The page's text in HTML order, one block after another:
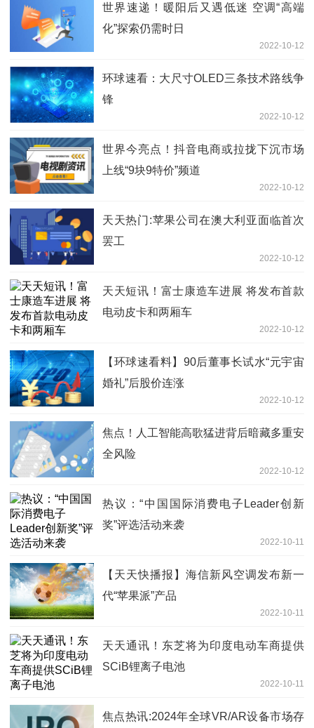
世界速递！暖阳后又遇低迷 空调“高端
化”探索仍需时日
2022-10-12
环球速看：大尺寸OLED三条技术路线争
锋
2022-10-12
世界今亮点！抖音电商或拉拢下沉市场
上线“9块9特价”频道
2022-10-12
天天热门:苹果公司在澳大利亚面临首次
罢工
2022-10-12
天天短讯！富士康造车进展 将发布首款
电动皮卡和两厢车
2022-10-12
【环球速看料】90后董事长试水“元宇宙
婚礼”后股价连涨
2022-10-12
焦点！人工智能高歌猛进背后暗藏多重安
全风险
2022-10-12
热议：“中国国际消费电子Leader创新
奖”评选活动来袭
2022-10-11
【天天快播报】海信新风空调发布新一
代“苹果派”产品
2022-10-11
天天通讯！东芝将为印度电动车商提供
SCiB锂离子电池
2022-10-11
焦点热讯:2024年全球VR/AR设备市场存